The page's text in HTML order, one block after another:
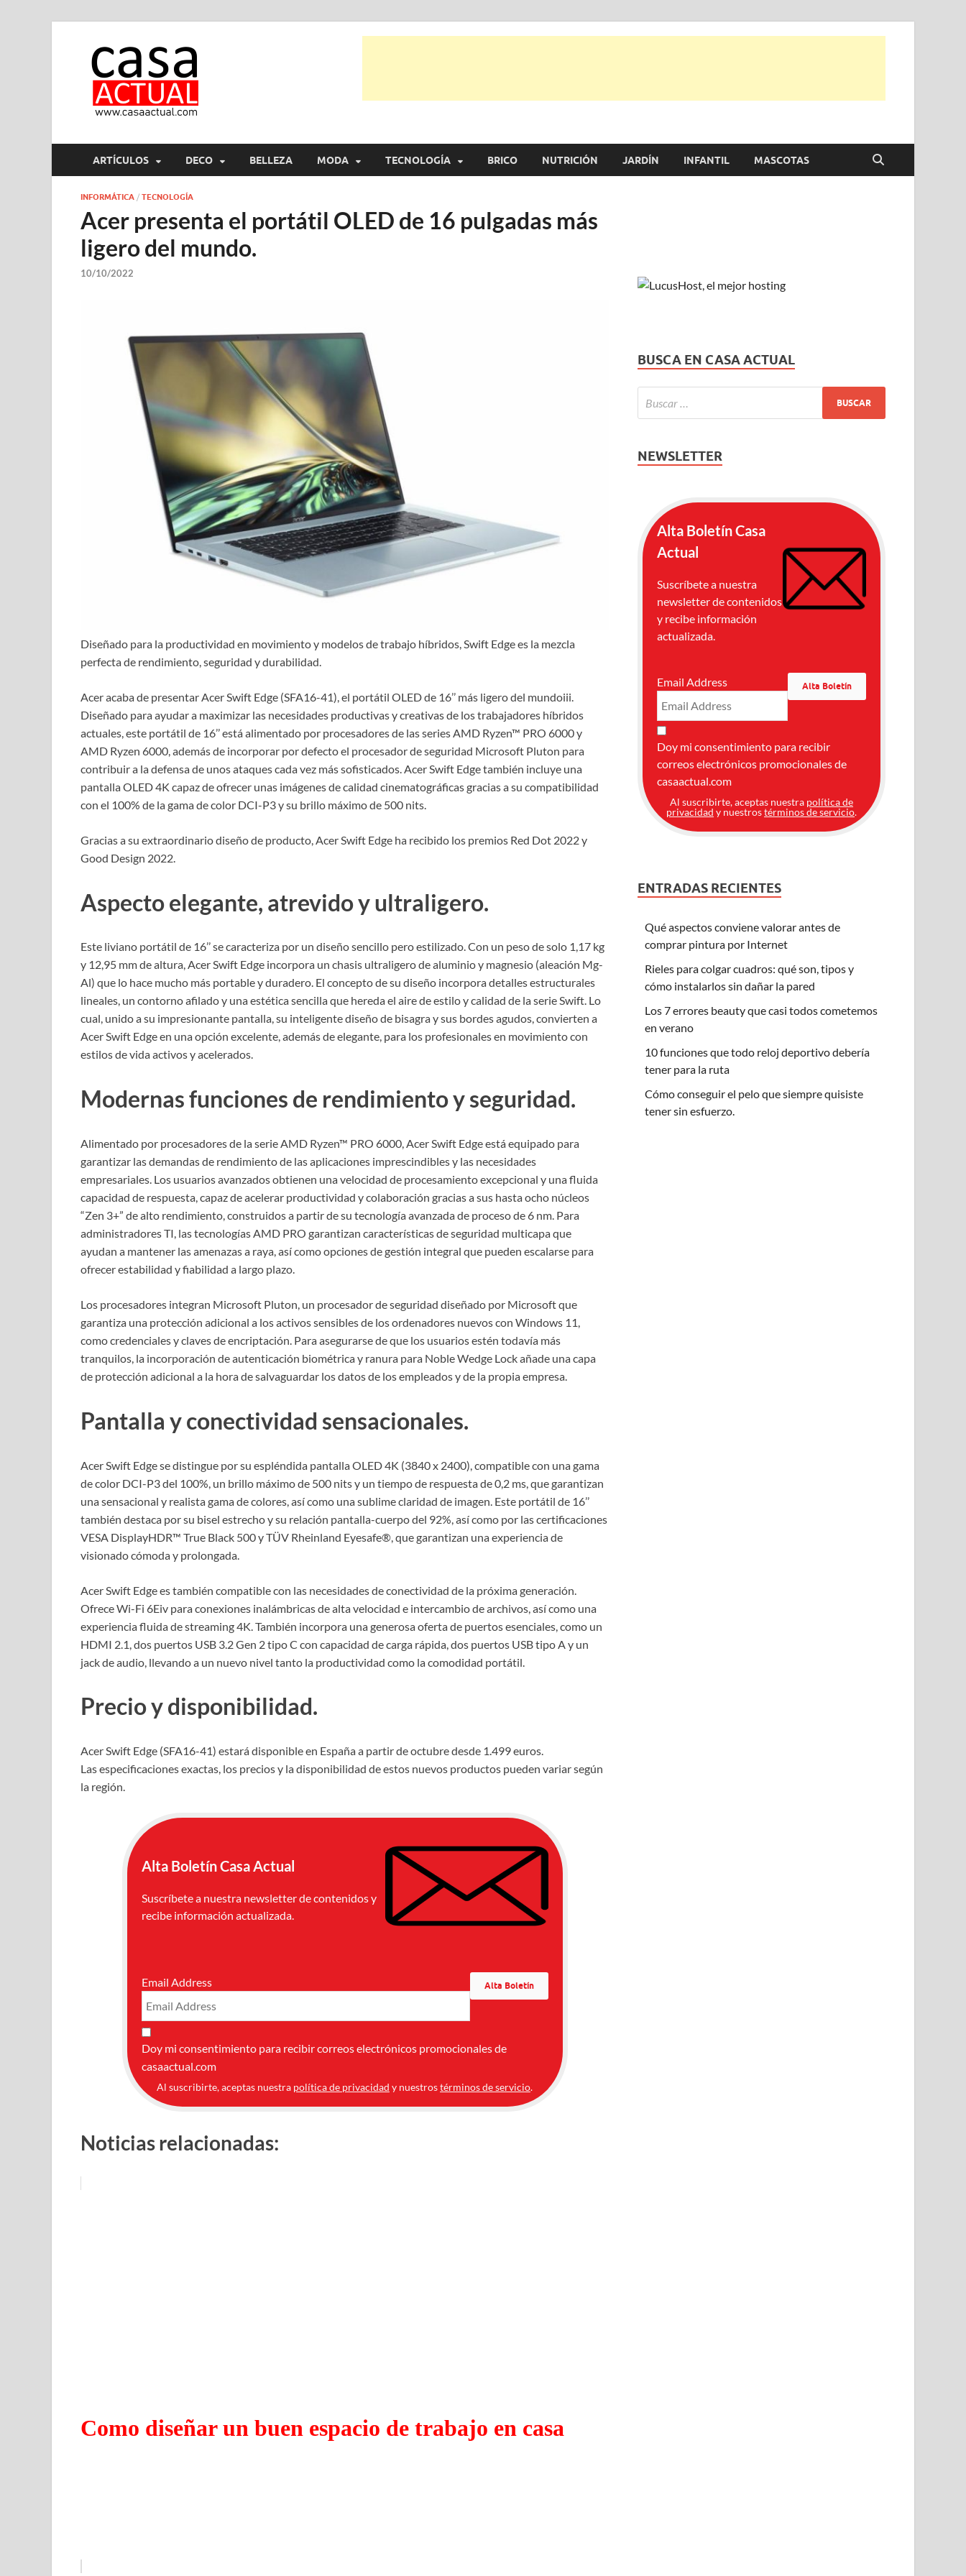
ARTÍCULOS DECO BELLEZA MODA TECNOLOGÍA BRICO NUTRICIÓN JARDÍN INFANTIL MASCOTAS
INFORMÁTICA / TECNOLOGÍA
Acer presenta el portátil OLED de 16 pulgadas más
ligero del mundo.
10/10/2022
Diseñado para la productividad en movimiento y modelos de trabajo híbridos, Swift Edge es la mezcla
perfecta de rendimiento, seguridad y durabilidad.
Acer acaba de presentar Acer Swift Edge (SFA16-41), el portátil OLED de 16’’ más ligero del mundoiii.
Diseñado para ayudar a maximizar las necesidades productivas y creativas de los trabajadores híbridos
actuales, este portátil de 16’’ está alimentado por procesadores de las series AMD Ryzen™ PRO 6000 y
AMD Ryzen 6000, además de incorporar por defecto el procesador de seguridad Microsoft Pluton para
contribuir a la defensa de unos ataques cada vez más sofisticados. Acer Swift Edge también incluye una
pantalla OLED 4K capaz de ofrecer unas imágenes de calidad cinematográficas gracias a su compatibilidad
con el 100% de la gama de color DCI-P3 y su brillo máximo de 500 nits.
Gracias a su extraordinario diseño de producto, Acer Swift Edge ha recibido los premios Red Dot 2022 y
Good Design 2022.
Aspecto elegante, atrevido y ultraligero.
Este liviano portátil de 16’’ se caracteriza por un diseño sencillo pero estilizado. Con un peso de solo 1,17 kg
y 12,95 mm de altura, Acer Swift Edge incorpora un chasis ultraligero de aluminio y magnesio (aleación Mg-
Al) que lo hace mucho más portable y duradero. El concepto de su diseño incorpora detalles estructurales
lineales, un contorno afilado y una estética sencilla que hereda el aire de estilo y calidad de la serie Swift. Lo
cual, unido a su impresionante pantalla, su inteligente diseño de bisagra y sus bordes agudos, convierten a
Acer Swift Edge en una opción excelente, además de elegante, para los profesionales en movimiento con
estilos de vida activos y acelerados.
Modernas funciones de rendimiento y seguridad.
Alimentado por procesadores de la serie AMD Ryzen™ PRO 6000, Acer Swift Edge está equipado para
garantizar las demandas de rendimiento de las aplicaciones imprescindibles y las necesidades
empresariales. Los usuarios avanzados obtienen una velocidad de procesamiento excepcional y una fluida
capacidad de respuesta, capaz de acelerar productividad y colaboración gracias a sus hasta ocho núcleos
“Zen 3+” de alto rendimiento, construidos a partir de su tecnología avanzada de proceso de 6 nm. Para
administradores TI, las tecnologías AMD PRO garantizan características de seguridad multicapa que
ayudan a mantener las amenazas a raya, así como opciones de gestión integral que pueden escalarse para
ofrecer estabilidad y fiabilidad a largo plazo.
Los procesadores integran Microsoft Pluton, un procesador de seguridad diseñado por Microsoft que
garantiza una protección adicional a los activos sensibles de los ordenadores nuevos con Windows 11,
como credenciales y claves de encriptación. Para asegurarse de que los usuarios estén todavía más
tranquilos, la incorporación de autenticación biométrica y ranura para Noble Wedge Lock añade una capa
de protección adicional a la hora de salvaguardar los datos de los empleados y de la propia empresa.
Pantalla y conectividad sensacionales.
Acer Swift Edge se distingue por su espléndida pantalla OLED 4K (3840 x 2400), compatible con una gama
de color DCI-P3 del 100%, un brillo máximo de 500 nits y un tiempo de respuesta de 0,2 ms, que garantizan
una sensacional y realista gama de colores, así como una sublime claridad de imagen. Este portátil de 16’’
también destaca por su bisel estrecho y su relación pantalla-cuerpo del 92%, así como por las certificaciones
VESA DisplayHDR™ True Black 500 y TÜV Rheinland Eyesafe®, que garantizan una experiencia de
visionado cómoda y prolongada.
Acer Swift Edge es también compatible con las necesidades de conectividad de la próxima generación.
Ofrece Wi-Fi 6Eiv para conexiones inalámbricas de alta velocidad e intercambio de archivos, así como una
experiencia fluida de streaming 4K. También incorpora una generosa oferta de puertos esenciales, como un
HDMI 2.1, dos puertos USB 3.2 Gen 2 tipo C con capacidad de carga rápida, dos puertos USB tipo A y un
jack de audio, llevando a un nuevo nivel tanto la productividad como la comodidad portátil.
Precio y disponibilidad.
Acer Swift Edge (SFA16-41) estará disponible en España a partir de octubre desde 1.499 euros.
Las especificaciones exactas, los precios y la disponibilidad de estos nuevos productos pueden variar según
la región.
Alta Boletín Casa Actual
Suscríbete a nuestra newsletter de contenidos y
recibe información actualizada.
Email Address
Doy mi consentimiento para recibir correos electrónicos promocionales de
casaactual.com
Al suscribirte, aceptas nuestra política de privacidad y nuestrostérminos de servicio.
Noticias relacionadas:
Como diseñar un buen espacio de trabajo en casa
BUSCA EN CASA ACTUAL
NEWSLETTER
Alta Boletín Casa
Actual
Suscríbete a nuestra
newsletter de contenidos
y recibe información
actualizada.
Email Address
Doy mi consentimiento para recibir
correos electrónicos promocionales de
casaactual.com
Al suscribirte, aceptas nuestra política de
privacidad y nuestrostérminos de servicio.
ENTRADAS RECIENTES
Qué aspectos conviene valorar antes de
comprar pintura por Internet
Rieles para colgar cuadros: qué son, tipos y
cómo instalarlos sin dañar la pared
Los 7 errores beauty que casi todos cometemos
en verano
10 funciones que todo reloj deportivo debería
tener para la ruta
Cómo conseguir el pelo que siempre quisiste
tener sin esfuerzo.